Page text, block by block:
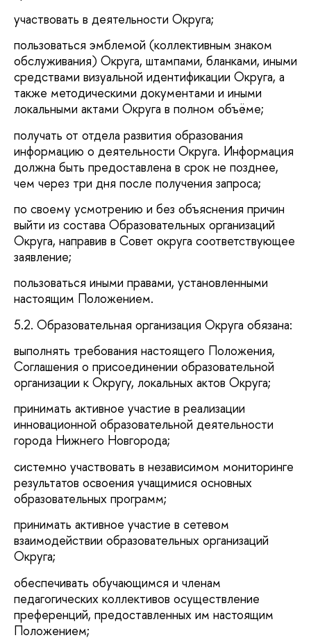
участвовать в деятельности Округа;
пользоваться эмблемой (коллективным знаком
обслуживания) Округа, штампами, бланками, иными
средствами визуальной идентификации Округа, а
также методическими документами и иными
локальными актами Округа в полном объёме;
получать от отдела развития образования
информацию о деятельности Округа. Информация
должна быть предоставлена в срок не позднее,
чем через три дня после получения запроса;
по своему усмотрению и без объяснения причин
выйти из состава Образовательных организаций
Округа, направив в Совет округа соответствующее
заявление;
пользоваться иными правами, установленными
настоящим Положением.
5.2. Образовательная организация Округа обязана:
выполнять требования настоящего Положения,
Соглашения о присоединении образовательной
организации к Округу, локальных актов Округа;
принимать активное участие в реализации
инновационной образовательной деятельности
города Нижнего Новгорода;
системно участвовать в независимом мониторинге
результатов освоения учащимися основных
образовательных программ;
принимать активное участие в сетевом
взаимодействии образовательных организаций
Округа;
обеспечивать обучающимся и членам
педагогических коллективов осуществление
преференций, предоставленных им настоящим
Положением;